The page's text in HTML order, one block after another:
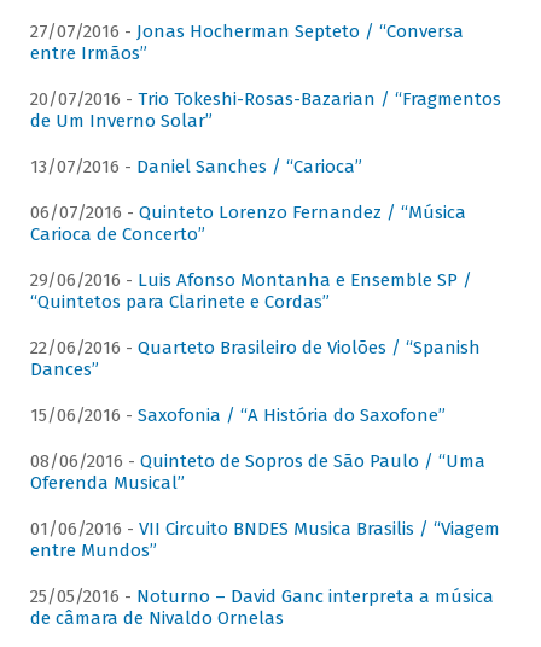
27/07/2016 - Jonas Hocherman Septeto / “Conversa
entre Irmãos”
20/07/2016 - Trio Tokeshi-Rosas-Bazarian / “Fragmentos
de Um Inverno Solar”
13/07/2016 - Daniel Sanches / “Carioca”
06/07/2016 - Quinteto Lorenzo Fernandez / “Música
Carioca de Concerto”
29/06/2016 - Luis Afonso Montanha e Ensemble SP /
“Quintetos para Clarinete e Cordas”
22/06/2016 - Quarteto Brasileiro de Violões / “Spanish
Dances”
15/06/2016 - Saxofonia / “A História do Saxofone”
08/06/2016 - Quinteto de Sopros de São Paulo / “Uma
Oferenda Musical”
01/06/2016 - VII Circuito BNDES Musica Brasilis / “Viagem
entre Mundos”
25/05/2016 - Noturno – David Ganc interpreta a música
de câmara de Nivaldo Ornelas